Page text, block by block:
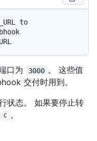
to
口为 3000 。 这些值
交付时用到。
状态。 如果要停止转
C 。